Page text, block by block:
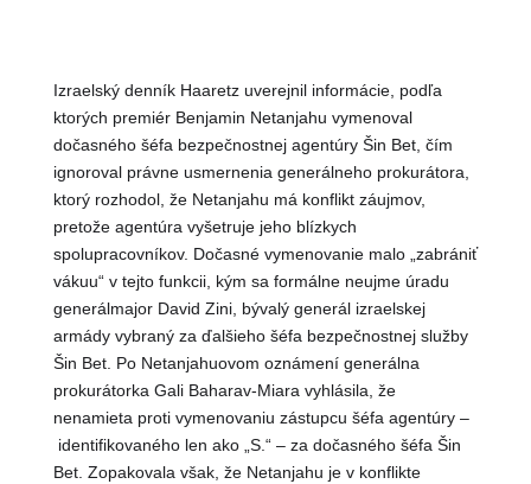
Izraelský denník Haaretz uverejnil informácie, podľa
ktorých premiér Benjamin Netanjahu vymenoval
dočasného šéfa bezpečnostnej agentúry Šin Bet, čím
ignoroval právne usmernenia generálneho prokurátora,
ktorý rozhodol, že Netanjahu má konflikt záujmov,
pretože agentúra vyšetruje jeho blízkych
spolupracovníkov. Dočasné vymenovanie malo „zabrániť
vákuu“ v tejto funkcii, kým sa formálne neujme úradu
generálmajor David Zini, bývalý generál izraelskej
armády vybraný za ďalšieho šéfa bezpečnostnej služby
Šin Bet. Po Netanjahuovom oznámení generálna
prokurátorka Gali Baharav-Miara vyhlásila, že
nenamieta proti vymenovaniu zástupcu šéfa agentúry –
identifikovaného len ako „S.“ – za dočasného šéfa Šin
Bet. Zopakovala však, že Netanjahu je v konflikte